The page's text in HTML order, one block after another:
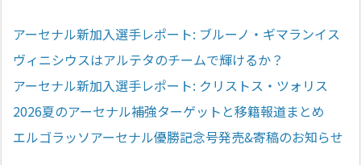
アーセナル新加入選手レポート: ブルーノ・ギマランイス
ヴィニシウスはアルテタのチームで輝けるか？
アーセナル新加入選手レポート: クリストス・ツォリス
2026夏のアーセナル補強ターゲットと移籍報道まとめ
エルゴラッソアーセナル優勝記念号発売&寄稿のお知らせ